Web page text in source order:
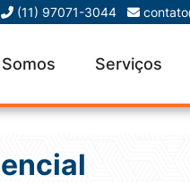
(11) 97071-3044
Serviços